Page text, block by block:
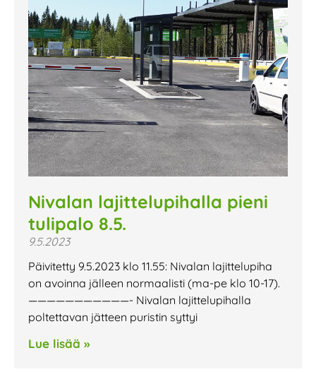
Nivalan lajittelupihalla pieni
tulipalo 8.5.
9.5.2023
Päivitetty 9.5.2023 klo 11.55: Nivalan lajittelupiha
on avoinna jälleen normaalisti (ma-pe klo 10-17).
———————————- Nivalan lajittelupihalla
poltettavan jätteen puristin syttyi
Lue lisää »